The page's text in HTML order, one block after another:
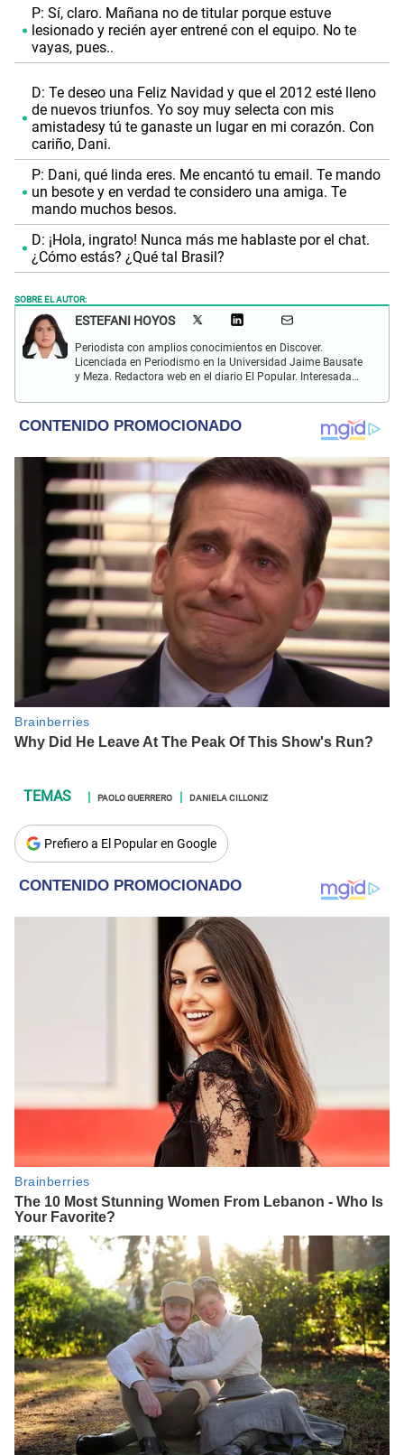
P: Sí, claro. Mañana no de titular porque estuve
lesionado y recién ayer entrené con el equipo. No te
vayas, pues..
D: Te deseo una Feliz Navidad y que el 2012 esté lleno
de nuevos triunfos. Yo soy muy selecta con mis
amistadesy tú te ganaste un lugar en mi corazón. Con
cariño, Dani.
P: Dani, qué linda eres. Me encantó tu email. Te mando
un besote y en verdad te considero una amiga. Te
mando muchos besos.
D: ¡Hola, ingrato! Nunca más me hablaste por el chat.
¿Cómo estás? ¿Qué tal Brasil?
SOBRE EL AUTOR:
ESTEFANI HOYOS
Periodista con amplios conocimientos en Discover.
Licenciada en Periodismo en la Universidad Jaime Bausate
y Meza. Redactora web en el diario El Popular. Interesada
internacional; tendencias, películas y series.
PAOLO GUERRERO DANIELA CILLONIZ
Prefiero a El Popular en Google